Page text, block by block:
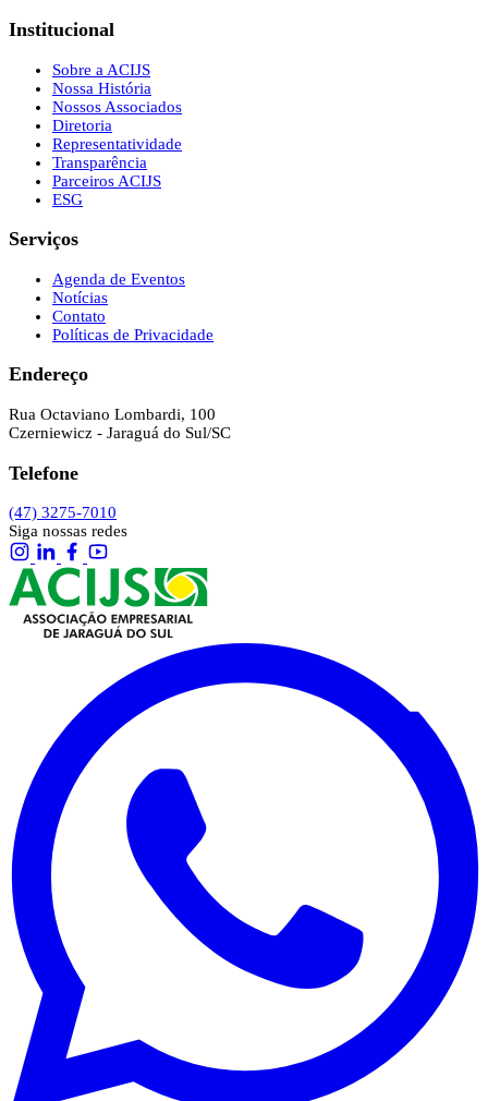
Institucional
Sobre a ACIJS
Nossa História
Nossos Associados
Diretoria
Representatividade
Transparência
Parceiros ACIJS
ESG
Serviços
Agenda de Eventos
Notícias
Contato
Políticas de Privacidade
Endereço
Rua Octaviano Lombardi, 100
Czerniewicz - Jaraguá do Sul/SC
Telefone
(47) 3275-7010
Siga nossas redes